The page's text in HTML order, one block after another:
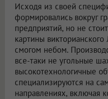
Исходя из своей
формировались вокруг
предприятий, но не
картины
смогом небом.
все-таки не угольные
высокотехнологичные
специализируются на
направлениях, включая